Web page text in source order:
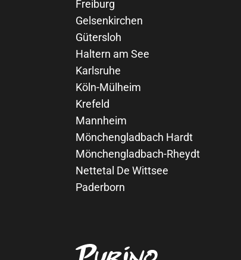
Freiburg
Gelsenkirchen
Gütersloh
Haltern am See
Karlsruhe
Köln-Mülheim
Krefeld
Mannheim
Mönchengladbach Hardt
Mönchengladbach-Rheydt
Nettetal De Wittsee
Paderborn